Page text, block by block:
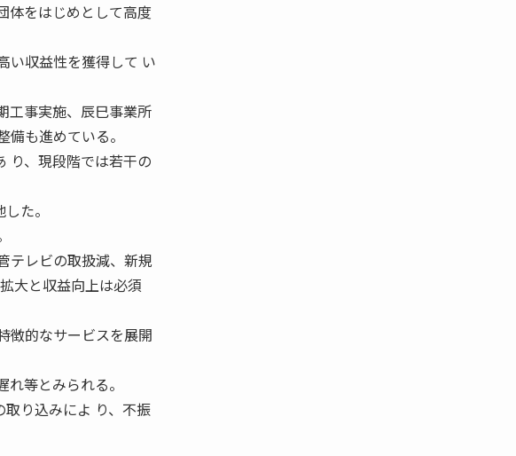
体をはじめとして高度
い収益性を獲得して い
工事実施、辰巳事業所
も進めている。
、現段階では若干の
た。
テレビの取扱減、新規
大と収益向上は必須
徴的なサービスを展開
等とみられる。
り込みによ り、不振